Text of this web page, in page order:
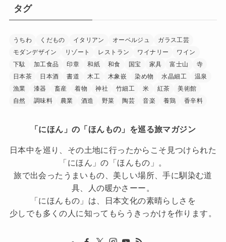
タグ
うちわ くだもの イタリアン オーベルジュ
ガラス工芸
モダンデザイン
リゾート レストラン ワイナリー
ワイン
下駄
加工食品 印章 和紙 和食 国宝 家具 富士山
寺
日本茶
日本酒 書道 木工 木象嵌 染め物 水晶細工
温泉
漁業
漆器 畜産 着物 神社 竹細工 米 紅茶
美術館
自然
調味料 農業 酒造 野菜 陶芸 音楽 養鶏 香辛料
「にほん」の「ほんもの」を巡る旅マガジン
日本中を巡り、その土地に行ったからこそ見つけられた
「にほん」の「ほんもの」。
旅で出会ったうまいもの、美しい場所、手に馴染む道
具、人の暖かさーー。
「にほんもの」は、日本文化の素晴らしさを
少しでも多くの人に知ってもらうきっかけを作ります。